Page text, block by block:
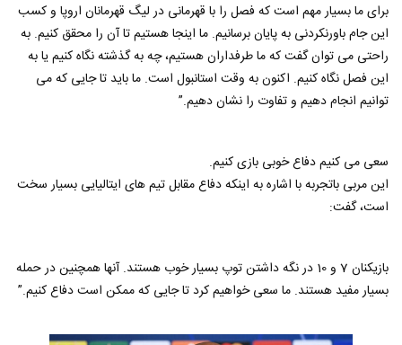
برای ما بسیار مهم است که فصل را با قهرمانی در لیگ قهرمانان اروپا و کسب
این جام باورنکردنی به پایان برسانیم. ما اینجا هستیم تا آن را محقق کنیم. به
راحتی می توان گفت که ما طرفداران هستیم، چه به گذشته نگاه کنیم یا به
این فصل نگاه کنیم. اکنون به وقت استانبول است. ما باید تا جایی که می
توانیم انجام دهیم و تفاوت را نشان دهیم.”
سعی می کنیم دفاع خوبی بازی کنیم.
این مربی باتجربه با اشاره به اینکه دفاع مقابل تیم های ایتالیایی بسیار سخت
است، گفت:
بازیکنان 7 و 10 در نگه داشتن توپ بسیار خوب هستند. آنها همچنین در حمله
بسیار مفید هستند. ما سعی خواهیم کرد تا جایی که ممکن است دفاع کنیم.”